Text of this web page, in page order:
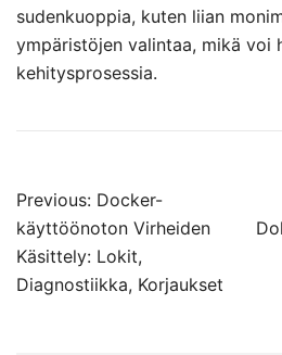
sudenkuoppia, kuten liian
ympäristöjen valintaa, mikä voi
kehitysprosessia.
Post
navigation
Previous: Docker-
käyttöönoton Virheiden
Käsittely: Lokit,
Diagnostiikka, Korjaukset